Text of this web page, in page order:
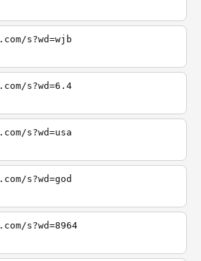
s?wd=wjb
s?wd=6.4
s?wd=usa
s?wd=god
s?wd=8964